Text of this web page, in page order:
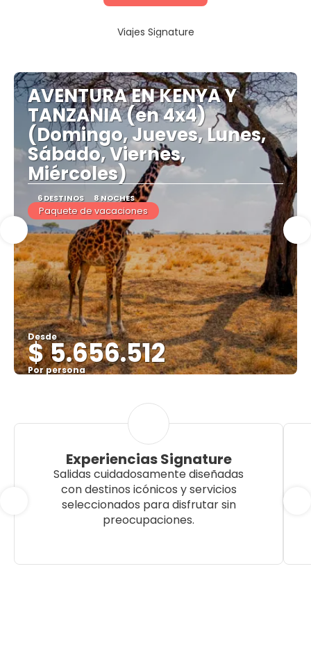
Viajes Signature
AVENTURA EN KENYA Y
TANZANIA (en 4x4)
(Domingo, Jueves, Lunes,
Sábado, Viernes,
Miércoles)
6 DESTINOS 8 NOCHES
Paquete de vacaciones
Desde
$ 5.656.512
Por persona
Experiencias Signature
Salidas cuidadosamente diseñadas
con destinos icónicos y servicios
seleccionados para disfrutar sin
preocupaciones.